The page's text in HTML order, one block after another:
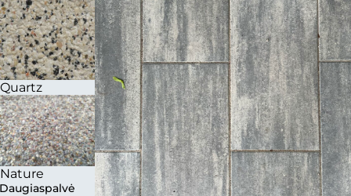
Quartz
Nature
Daugiaspalvė